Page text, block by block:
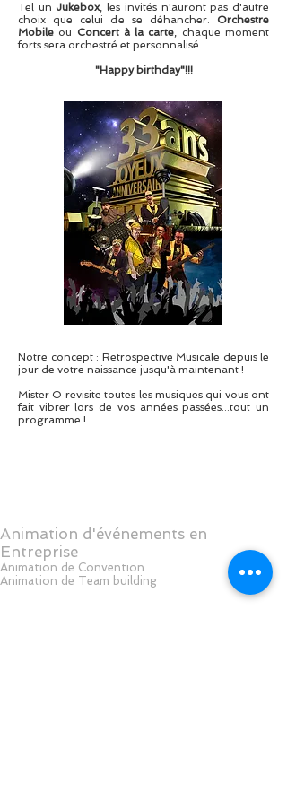
Tel un Jukebox, les invités n'auront pas d'autre
choix que celui de se déhancher. Orchestre
Mobile ou Concert à la carte, chaque moment
forts sera orchestré et personnalisé...
"Happy birthday"!!!
Notre concept : Retrospective Musicale depuis le
jour de votre naissance jusqu'à maintenant !
Mister O revisite toutes les musiques qui vous ont
fait vibrer lors de vos années passées...tout un
programme !
Animation d'événements en
Entreprise
Animation de Convention
Animation de Team building